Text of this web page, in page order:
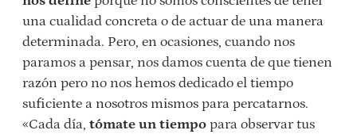
una cualidad concreta o de actuar de una manera
determinada. Pero, en ocasiones, cuando nos
paramos a pensar, nos damos cuenta de que tienen
razón pero no nos hemos dedicado el tiempo
suficiente a nosotros mismos para percatarnos.
«Cada día, tómate un tiempo para observar tus